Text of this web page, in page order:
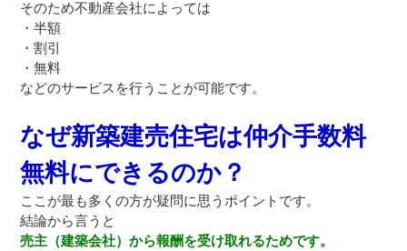
そのため不動産会社によっては
・半額
・割引
・無料
などのサービスを行うことが可能です。
なぜ新築建売住宅は仲介手数料
無料にできるのか？
ここが最も多くの方が疑問に思うポイントです。
結論から言うと
売主（建築会社）から報酬を受け取れるためです。